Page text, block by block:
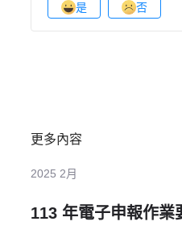
是 否
更多內容
2025 2月
113 年電子申報作業